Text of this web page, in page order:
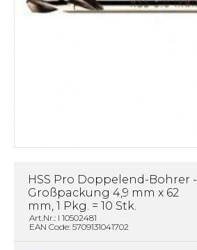
HSS Pro Doppelend-Bohrer -
Großpackung 4,9 mm x 62
mm, 1 Pkg. = 10 Stk.
Art.Nr.: I 10502481
EAN Code: 5709131041702